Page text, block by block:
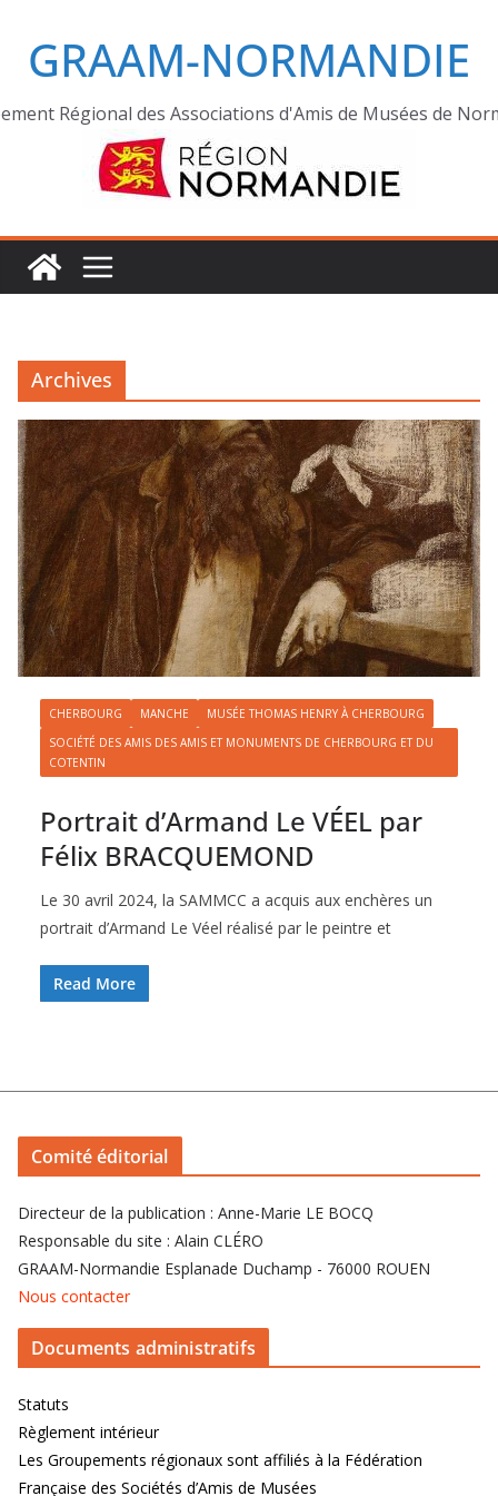
GRAAM-NORMANDIE
Régional des Associations d'Amis de Musées de
Archives
CHERBOURG MANCHE
MUSÉE THOMAS HENRY À CHERBOURG
SOCIÉTÉ DES AMIS DES AMIS ET MONUMENTS DE CHERBOURG ET DU
COTENTIN
Portrait d’Armand Le VÉEL par
Félix BRACQUEMOND
Le 30 avril 2024, la SAMMCC a acquis aux enchères un
portrait d’Armand Le Véel réalisé par le peintre et
Read More
Comité éditorial
Directeur de la publication : Anne-Marie LE BOCQ
Responsable du site : Alain CLÉRO
GRAAM-Normandie Esplanade Duchamp - 76000 ROUEN
Nous contacter
Documents administratifs
Statuts
Règlement intérieur
Les Groupements régionaux sont affiliés à la Fédération
Française des Sociétés d’Amis de Musées